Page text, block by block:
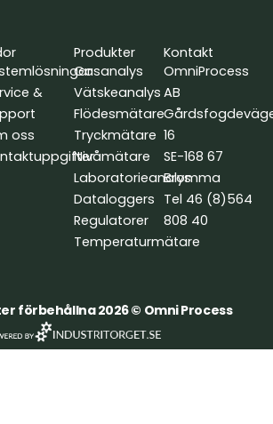
&
oss
Produkter
Gasanalys
Vätskeanalys
Flödesmätare
Tryckmätare
Nivåmätare
Laboratorieanalys
Dataloggers
Regulatorer
Temperaturmätare
Kontakt
OmniProcess
AB
16
SE-168 67
Bromma
Tel 46 (8)564
808 40
förbehållna 2026 © Omni Process